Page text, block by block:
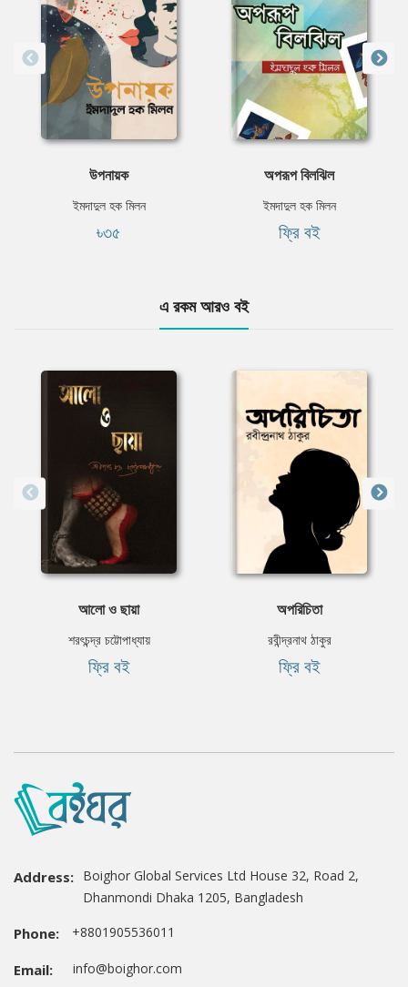
উপনায়ক
ইমদাদুল হক মিলন
৳৩৫
অপরূপ বিলঝিল
ইমদাদুল হক মিলন
ফ্রি বই
এ রকম আরও বই
আলো ও ছায়া
শরৎচন্দ্র চট্টোপাধ্যায়
ফ্রি বই
অপরিচিতা
রবীন্দ্রনাথ ঠাকুর
ফ্রি বই
Address: Boighor Global Services Ltd House 32, Road 2,
Dhanmondi Dhaka 1205, Bangladesh
Phone: +8801905536011
Email: info@boighor.com